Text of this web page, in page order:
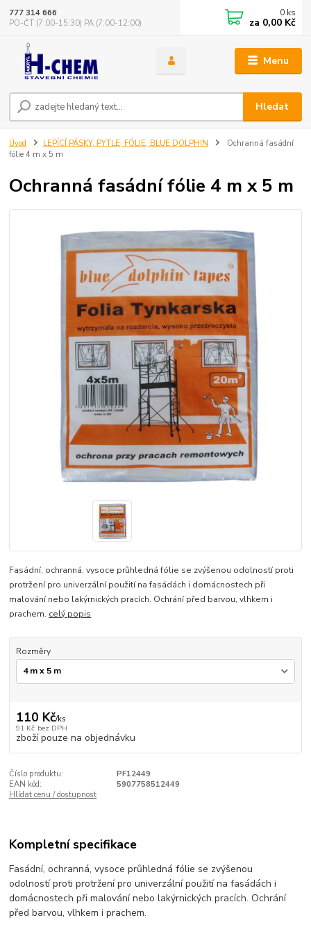
Menu
Hledat
777 314 666
PO-ČT (7:00-15:30) PA (7:00-12:00)
0 ks
za 0,00 Kč
Úvod LEPÍCÍ PÁSKY, PYTLE, FÓLIE, BLUE DOLPHIN
Ochranná fasádní
fólie 4 m x 5 m
Ochranná fasádní fólie 4 m x 5 m
Fasádní, ochranná, vysoce průhledná fólie se zvýšenou odolností proti
protržení pro univerzální použití na fasádách i domácnostech při
malování nebo lakýrnických pracích. Ochrání před barvou, vlhkem i
prachem. celý popis
Rozměry
110 Kč/ks
91 Kč bez DPH
zboží pouze na objednávku
Číslo produktu:
PF12449
EAN kód:
5907758512449
Hlídat cenu / dostupnost
Kompletní specifikace
Fasádní, ochranná, vysoce průhledná fólie se zvýšenou
odolností proti protržení pro univerzální použití na fasádách i
domácnostech při malování nebo lakýrnických pracích. Ochrání
před barvou, vlhkem i prachem.